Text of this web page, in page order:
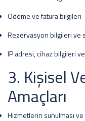
Ödeme ve fatura bilgileri
Rezervasyon bilgileri ve
IP adresi, cihaz bilgileri
3. Kişisel
Amaçları
Hizmetlerin sunulması